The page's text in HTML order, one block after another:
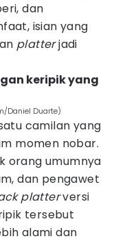
dan
isian yang
platterjadi
keripik yang
Daniel Duarte)
camilan yang
momen nobar.
orang umumnya
dan pengawet
platterversi
tersebut
alami dan